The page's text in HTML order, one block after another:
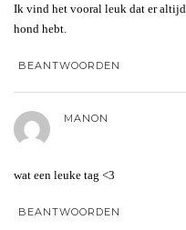
Ik vind het vooral leuk dat er
hond hebt.
BEANTWOORDEN
MANON
wat een leuke tag <3
BEANTWOORDEN